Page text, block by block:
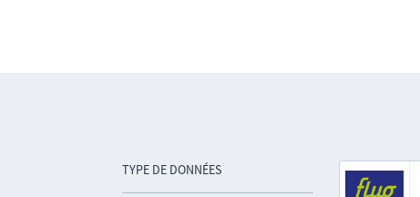
TYPE DE DONNÉES